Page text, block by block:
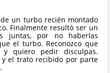
un turbo recién montado
Finalmente resultó ser un
juntas, por no haberlas
el turbo. Reconozco que
quiero pedir disculpas.
y el trato recibido por parte